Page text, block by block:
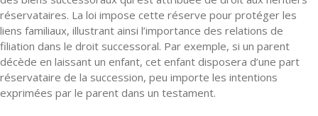
réservataires. La loi impose cette réserve pour protéger les
liens familiaux, illustrant ainsi l’importance des relations de
filiation dans le droit successoral. Par exemple, si un parent
décède en laissant un enfant, cet enfant disposera d’une part
réservataire de la succession, peu importe les intentions
exprimées par le parent dans un testament.